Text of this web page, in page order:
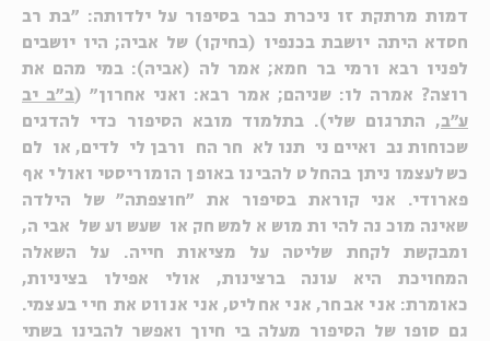
דמות מרתקת זו ניכרת כבר בסיפור על ילדותה: "בת רב
חסדא היתה יושבת בכנפיו (בחיקו) של אביה; היו יושבים
לפניו רבא ורמי בר חמא; אמר לה (אביה): במי מהם את
רוצה? אמרה לו: שניהם; אמר רבא: ואני אחרון" (ב"ב יב
ע"ב, התרגום שלי). בתלמוד מובא הסיפור כדי להדגים
שכוחות נבואיים ניתנו לאחר החורבן לילדים, אולם
כשלעצמו ניתן בהחלט להבינו באופן הומוריסטי ואולי אף
פארודי. אני קוראת בסיפור את "חוצפתה" של הילדה
שאינה מוכנה להיות מושא למשחק או שעשוע של אביה,
ומבקשת לקחת שליטה על מציאות חייה. על השאלה
המחויכת היא עונה ברצינות, אולי אפילו בציניות,
כאומרת: אני אבחר, אני אחליט, אני אנווט את חיי בעצמי.
גם סופו של הסיפור מעלה בי חיוך ואפשר להבינו בשתי